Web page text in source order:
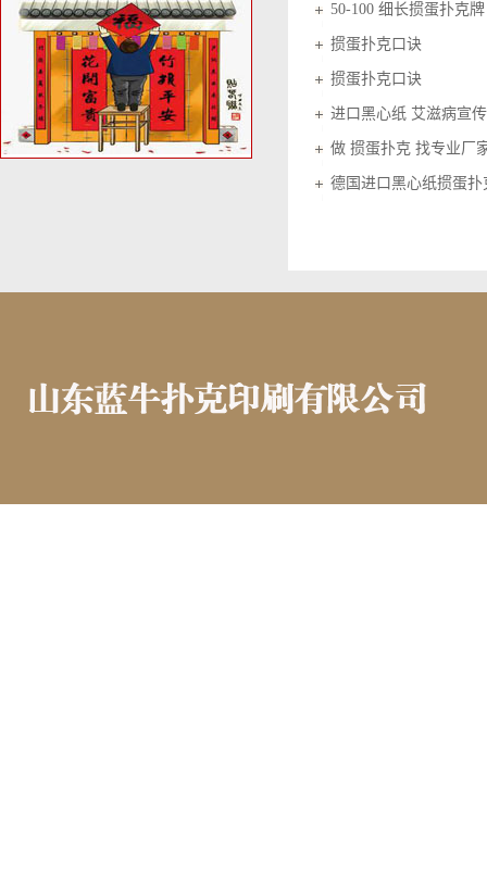
50-100 细长掼蛋扑克牌
掼蛋扑克口诀
掼蛋扑克口诀
进口黑心纸 艾滋病宣
做 掼蛋扑克 找专业厂
德国进口黑心纸掼蛋扑